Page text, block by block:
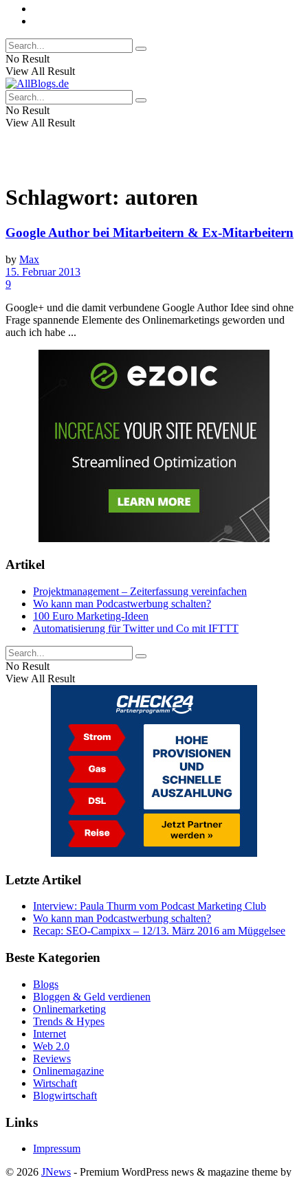
No Result
View All Result
No Result
View All Result
Schlagwort: autoren
Google Author bei Mitarbeitern & Ex-Mitarbeitern
by Max
15. Februar 2013
9
Google+ und die damit verbundene Google Author Idee sind ohne
Frage spannende Elemente des Onlinemarketings geworden und
auch ich habe ...
Artikel
Projektmanagement – Zeiterfassung vereinfachen
Wo kann man Podcastwerbung schalten?
100 Euro Marketing-Ideen
Automatisierung für Twitter und Co mit IFTTT
No Result
View All Result
Letzte Artikel
Interview: Paula Thurm vom Podcast Marketing Club
Wo kann man Podcastwerbung schalten?
Recap: SEO-Campixx – 12/13. März 2016 am Müggelsee
Beste Kategorien
Blogs
Bloggen & Geld verdienen
Onlinemarketing
Trends & Hypes
Internet
Web 2.0
Reviews
Onlinemagazine
Wirtschaft
Blogwirtschaft
Links
Impressum
© 2026 JNews - Premium WordPress news & magazine theme by